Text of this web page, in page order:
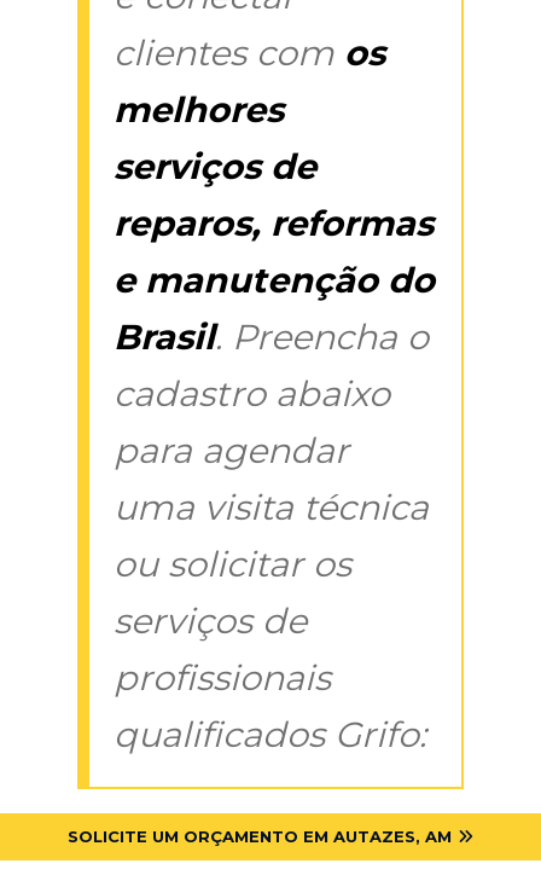
clientes com os
melhores
serviços de
reparos, reformas
e manutenção do
Brasil. Preencha o
cadastro abaixo
para agendar
uma visita técnica
ou solicitar os
serviços de
profissionais
qualificados Grifo:
SOLICITE UM ORÇAMENTO EM AUTAZES, AM